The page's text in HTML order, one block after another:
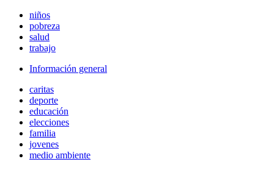
niños
pobreza
salud
trabajo
Información general
caritas
deporte
educación
elecciones
familia
jovenes
medio ambiente